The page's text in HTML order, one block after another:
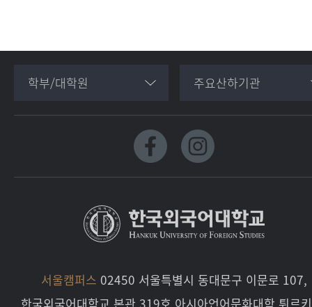
학부/대학원 주요산하기관
서울캠퍼스 02450 서울특별시 동대문구 이문로 107,
한국외국어대학교 본관 319호 아시아언어문화대학 튀르